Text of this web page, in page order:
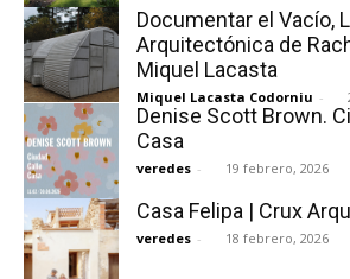
Documentar el Vacío,
Arquitectónica de
Miquel Lacasta
Miquel Lacasta Codorniu -
Denise Scott Brown.
Casa
veredes - 19 febrero, 2026
Casa Felipa | Crux
veredes - 18 febrero, 2026